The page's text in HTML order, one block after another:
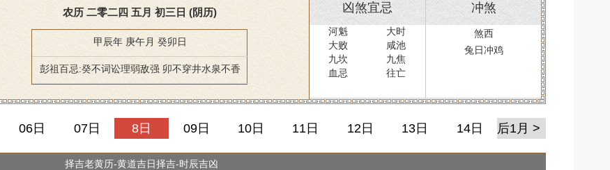
农历 二零二四 五月 初三日 (阴历)
甲辰年 庚午月 癸卯日
彭祖百忌:癸不词讼理弱敌强 卯不穿井水泉不香
凶煞宜忌
河魁
大时
大败
咸池
九坎
九焦
血忌
往亡
冲煞
煞西
兔日冲鸡
06日 07日 8日 09日 10日 11日 12日 13日 14日 后1月 >
择吉老黄历-黄道吉日择吉-时辰吉凶